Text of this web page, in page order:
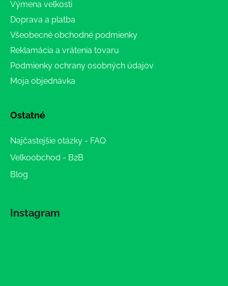
Výmena veľkosti
Doprava a platba
Všeobecné obchodné podmienky
Reklamácia a vrátenia tovaru
Podmienky ochrany osobných údajov
Moja objednávka
Ostatné
Najčastejšie otázky - FAQ
Veľkoobchod - B2B
Blog
Instagram